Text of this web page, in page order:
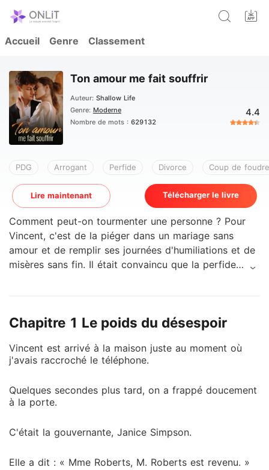
Accueil Genre Classement
Ton amour me fait souffrir
Auteur: Shallow Life
Genre: Moderne
Nombre de mots : 629132
4.4
PDG Arrogant Perfide Divorce Coup de foudre
Lire maintenant Télécharger le livre
Comment peut-on tourmenter une personne ? Pour
Vincent, c'est de la piéger dans un mariage sans
amour et de remplir ses journées d'humiliations et de
misères sans fin. Il était convaincu que la perfide
amoureuse de Vincent. Pendant les trois années qui
Vincent, supportant son impitoyable ressentiment
tout en l'aidant à atteindre le sommet. « L'amour ? »
n'y a jamais eu d'amour entre nous. » Comment peut-
on détruire quelqu'un ? Pour Kaitlin, c'est de le faire
qui a détruit ce qu'il chérissait le plus. Quand Vincent
l'avait déjà détruite lui-même.
Chapitre 1 Le poids du désespoir
Vincent est arrivé à la maison juste au moment où
j'avais raccroché le téléphone.
Quelques secondes plus tard, on a frappé doucement
à la porte.
C'était la gouvernante, Janice Simpson.
Elle a dit : « Mme Roberts, M. Roberts est revenu. »